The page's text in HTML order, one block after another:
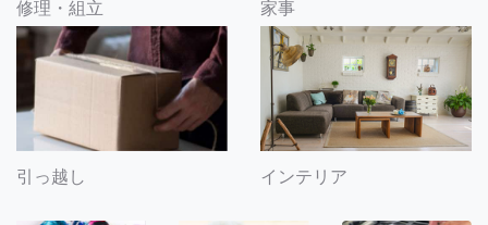
修理・組立 家事
引っ越し インテリア